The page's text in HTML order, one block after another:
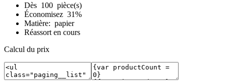
Dès 100 pièce(s)
Économisez 31%
Matière: papier
Réassort en cours
Calcul du prix